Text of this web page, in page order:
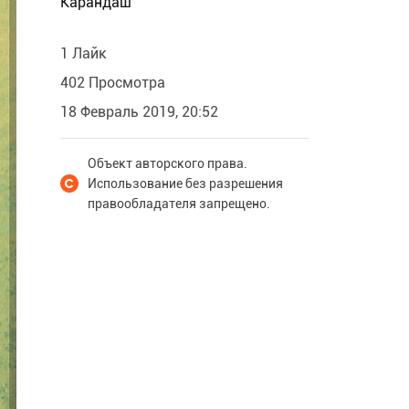
1 Лайк
402 Просмотра
18 Февраль 2019, 20:52
Объект авторского права.
Использование без разрешения
правообладателя запрещено.